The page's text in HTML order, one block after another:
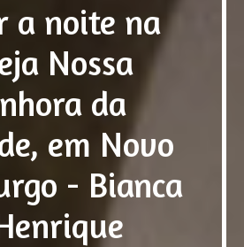
a noite na
Nossa
da
em Novo
- Bianca